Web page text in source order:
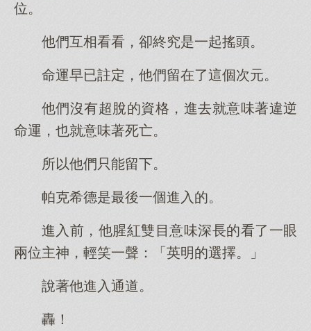
位。
他們互相看看，卻終究是一起搖頭。
命運早已註定，他們留在了這個次元。
他們沒有超脫的資格，進去就意味著違逆
命運，也就意味著死亡。
所以他們只能留下。
帕克希德是最後一個進入的。
進入前，他腥紅雙目意味深長的看了一眼
兩位主神，輕笑一聲：「英明的選擇。」
說著他進入通道。
轟！